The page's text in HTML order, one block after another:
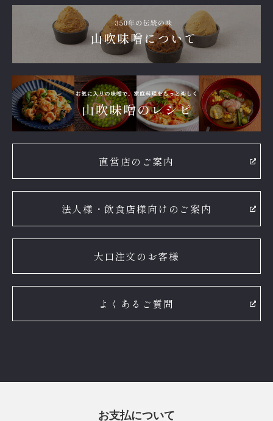
直営店のご案内
法人様・飲食店様向けのご案内
大口注文のお客様
よくあるご質問
お支払について